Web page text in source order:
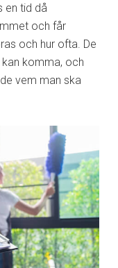
en tid då
och får
och hur ofta. De
komma, och
vem man ska